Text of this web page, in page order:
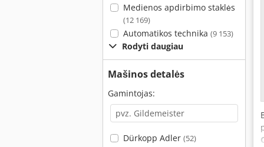
Medienos apdirbimo staklės
(12 169)
Automatikos technika (9 153)
Rodyti daugiau
Mašinos detalės
Gamintojas:
Dürkopp Adler (52)